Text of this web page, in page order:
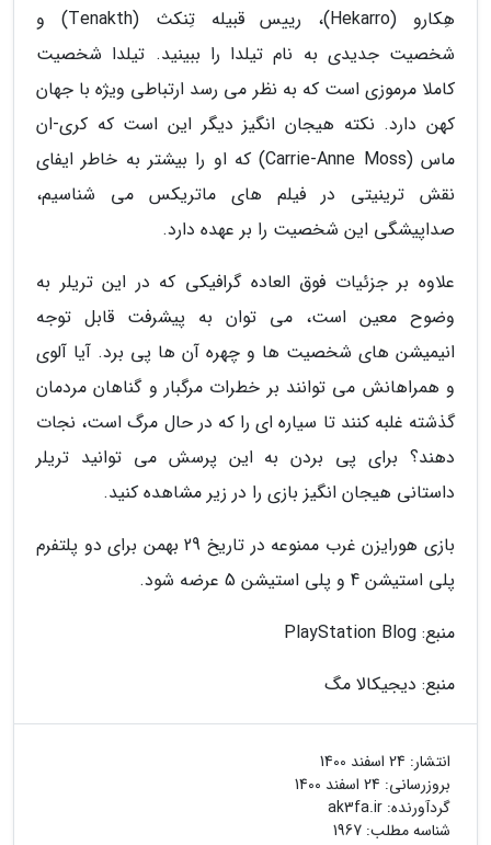
هِکارو (Hekarro)، رییس قبیله تِنکث (Tenakth) و
شخصیت جدیدی به نام تیلدا را ببینید. تیلدا شخصیت
کاملا مرموزی است که به نظر می رسد ارتباطی ویژه با جهان
کهن دارد. نکته هیجان انگیز دیگر این است که کری-ان
ماس (Carrie-Anne Moss) که او را بیشتر به خاطر ایفای
نقش ترینیتی در فیلم های ماتریکس می شناسیم،
صداپیشگی این شخصیت را بر عهده دارد.
علاوه بر جزئیات فوق العاده گرافیکی که در این تریلر به
وضوح معین است، می توان به پیشرفت قابل توجه
انیمیشن های شخصیت ها و چهره آن ها پی برد. آیا آلوی
و همراهانش می توانند بر خطرات مرگبار و گناهان مردمان
گذشته غلبه کنند تا سیاره ای را که در حال مرگ است، نجات
دهند؟ برای پی بردن به این پرسش می توانید تریلر
داستانی هیجان انگیز بازی را در زیر مشاهده کنید.
بازی هورایزن غرب ممنوعه در تاریخ 29 بهمن برای دو پلتفرم
پلی استیشن 4 و پلی استیشن 5 عرضه شود.
منبع: PlayStation Blog
منبع: دیجیکالا مگ
انتشار: 24 اسفند 1400
بروزرسانی: 24 اسفند 1400
گردآورنده: ak3fa.ir
شناسه مطلب: 1967